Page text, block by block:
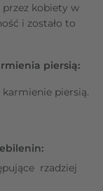
kobiety w
i zostało to
piersią:
piersią.
rzadziej